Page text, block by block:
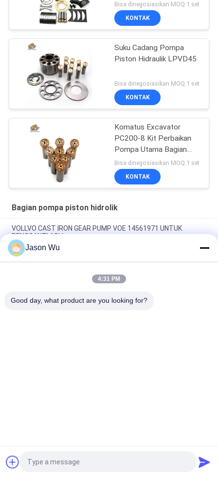
Bisa dinegosiasikan MOQ:1 set
KONTAK
Suku Cadang Pompa
Piston Hidraulik LPVD45
Bisa dinegosiasikan MOQ:1 set
KONTAK
Komatus Excavator
PC200-8 Kit Perbaikan
Pompa Utama Bagian
Pompa Hidraulik Pompa
Piston Layanan
Perbaikan Pemeliharaan
Bisa dinegosiasikan MOQ:1 set
KONTAK
Bagian pompa piston hidrolik
VOLLVO CAST IRON GEAR PUMP VOE 14561971 UNTUK
PENGGANTI ASLI
VOLLVO CAST IRON GEAR PUMP VOE 14537295 UNTUK
PENGGANTI ASLI
VOLLVO CAST IRON GEAR PUMP VOE 14782798 UNTUK
Quote request suatu
Jason Wu
4:31 PM
Good day, what product are you looking for?